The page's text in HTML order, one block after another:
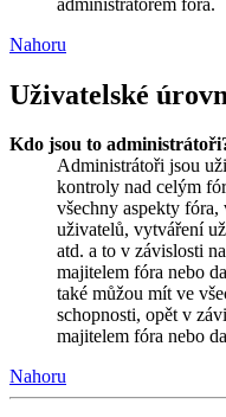
Nahoru
Uživatelské
Kdo jsou to
Administrátoři jsou
kontroly nad celým
všechny aspekty fóra,
uživatelů, vytváření
atd. a to v závislosti
majitelem fóra nebo
také můžou mít ve
schopnosti, opět v
majitelem fóra nebo
Nahoru